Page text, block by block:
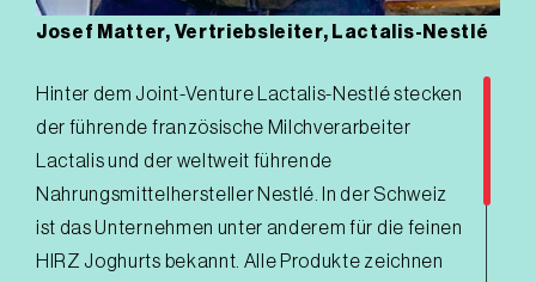
«Die Butter Model»
Josef Matter, Vertriebsleiter, Lactalis-Nestlé
Hinter dem Joint-Venture Lactalis-Nestlé stecken
der führende französische Milchverarbeiter
Lactalis und der weltweit führende
Nahrungsmittelhersteller Nestlé. In der Schweiz
ist das Unternehmen unter anderem für die feinen
HIRZ Joghurts bekannt. Alle Produkte zeichnen